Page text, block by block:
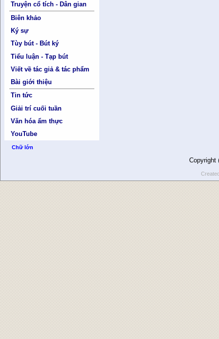
Truyện cổ tích - Dân gian
Biên khảo
Ký sự
Tùy bút - Bút ký
Tiểu luận - Tạp bút
Viết về tác giả & tác phẩm
Bài giới thiệu
Tin tức
Giải trí cuối tuần
Văn hóa ẩm thực
YouTube
Chữ lớn
Copyright